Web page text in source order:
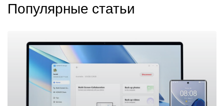
Популярные статьи